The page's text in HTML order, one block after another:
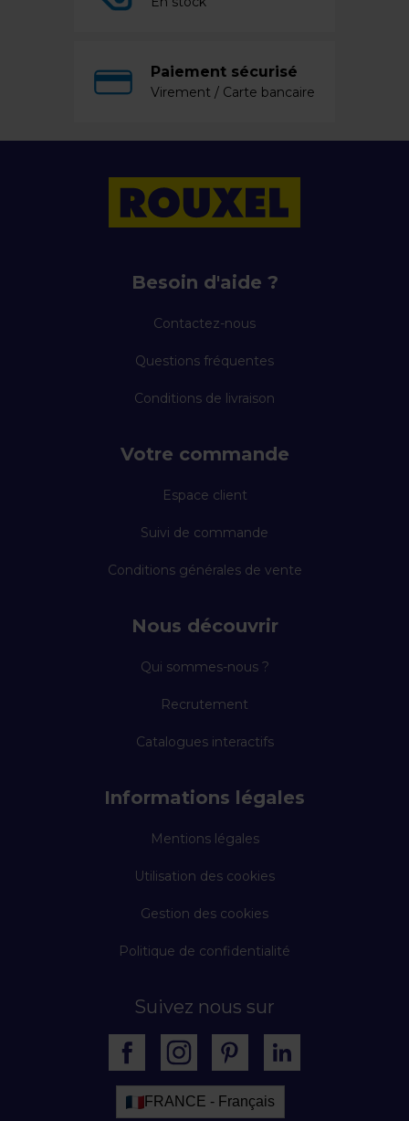
Paiement sécurisé
Virement / Carte bancaire
Besoin d'aide ?
Contactez-nous
Questions fréquentes
Conditions de livraison
Votre commande
Espace client
Suivi de commande
Conditions générales de vente
Nous découvrir
Qui sommes-nous ?
Recrutement
Catalogues interactifs
Informations légales
Mentions légales
Utilisation des cookies
Gestion des cookies
Politique de confidentialité
Suivez nous sur
FRANCE - Français